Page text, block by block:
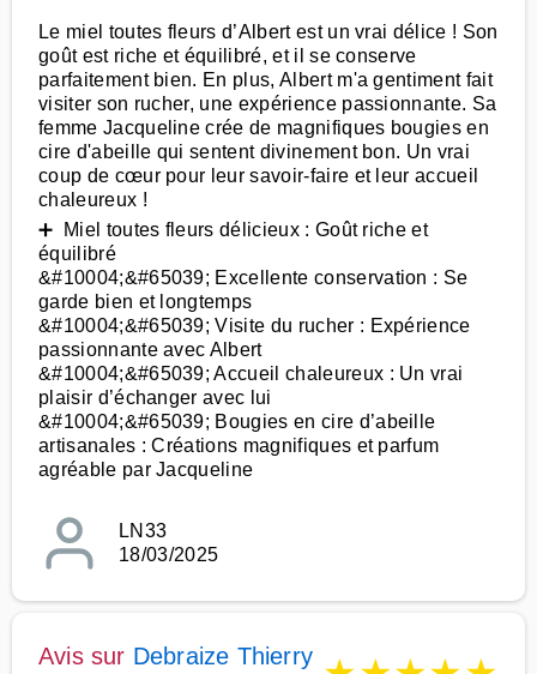
Le miel toutes fleurs d’Albert est un vrai délice ! Son
goût est riche et équilibré, et il se conserve
parfaitement bien. En plus, Albert m'a gentiment fait
visiter son rucher, une expérience passionnante. Sa
femme Jacqueline crée de magnifiques bougies en
cire d'abeille qui sentent divinement bon. Un vrai
coup de cœur pour leur savoir-faire et leur accueil
chaleureux !
➕ Miel toutes fleurs délicieux : Goût riche et
équilibré
&#10004;&#65039; Excellente conservation : Se
garde bien et longtemps
&#10004;&#65039; Visite du rucher : Expérience
passionnante avec Albert
&#10004;&#65039; Accueil chaleureux : Un vrai
plaisir d’échanger avec lui
&#10004;&#65039; Bougies en cire d’abeille
artisanales : Créations magnifiques et parfum
agréable par Jacqueline
LN33
18/03/2025
Avis sur Debraize Thierry